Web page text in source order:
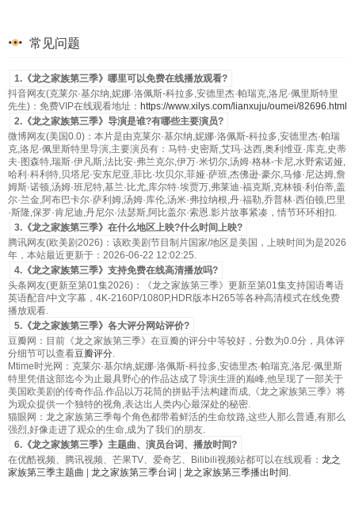
常见问题
1.《龙之家族第三季》哪里可以免费在线播放观看?
抖音网友(克莱尔·基尔纳,妮娜·洛佩斯-科拉多,安德里杰·帕瑞克,洛尼·佩里斯特里
先生)：免费VIP在线观看地址： https://www.xilys.com/lianxuju/oumei/82696.html
2.《龙之家族第三季》导演是谁?有哪些主要演员?
微博网友(美国0.0)：本片是由克莱尔·基尔纳,妮娜·洛佩斯-科拉多,安德里杰·帕瑞
克,洛尼·佩里斯特里导演,主要演员有：马特·史密斯,艾玛·达西,奥利维亚·库克,史蒂
夫·图森特,瑞斯·伊凡斯,法比安·弗兰克尔,伊万·米切尔,汤姆·格林-卡尼,水野索诺娅,
哈利·科利特,贝塔尼·安东尼亚,菲比·坎贝尔,菲娅·萨班,杰佛逊·豪尔,马修·尼达姆,詹
姆斯·诺顿,汤姆·班尼特,基兰·比尤,库尔特·埃贾万,弗莱迪·福克斯,克林顿·利伯蒂,盖
尔·兰金,阿布巴卡尔·萨利姆,汤姆·库伦,汤米·弗拉纳根,丹·福勒,乔普林·西伯顿,巴里
·斯隆,保罗·肯尼迪,丹尼尔·法瑟斯,阿比盖尔·索恩.影片故事紧凑，情节环环相扣.
3.《龙之家族第三季》在什么地区上映?什么时间上映?
腾讯网友(欧美剧2026)：该欧美剧节目制片国家/地区是美国，上映时间为是2026
年，本站最近更新于：2026-06-22 12:02:25.
4.《龙之家族第三季》支持免费在线高清播放吗?
头条网友(更新至第01集2026)：《龙之家族第三季》更新至第01集支持国语粤语
英语配音/中文字幕，4K-2160P/1080P,HDR版本H265等各种高清模式在线免费
播放观看.
5.《龙之家族第三季》各大评分网站评价?
豆瓣网：目前《龙之家族第三季》在豆瓣的评分中等较好，分数为0.0分，具体评
分细节可以查看豆瓣评分.
Mtime时光网：克莱尔·基尔纳,妮娜·洛佩斯-科拉多,安德里杰·帕瑞克,洛尼·佩里斯
特里凭借这部迄今为止最具野心的作品达成了导演生涯的巅峰,他呈现了一部关于
美国欧美剧的传奇作品.作品以万花筒的拼贴手法构建而成,《龙之家族第三季》将
为观众提供一个独特的视角,表达出人类内心最深处的秘密.
猫眼网：龙之家族第三季每个角色都带着鲜活的生命纹路,这些人那么普通,有那么
强烈,好像走进了观众的生命,成为了我们的朋友.
6.《龙之家族第三季》主题曲、演员台词、播放时间?
在优酷视频、腾讯视频、芒果TV、爱奇艺、Bilibili视频站都可以在线观看： 龙之
家族第三季主题曲
龙之家族第三季台词 龙之家族第三季播出时间 .